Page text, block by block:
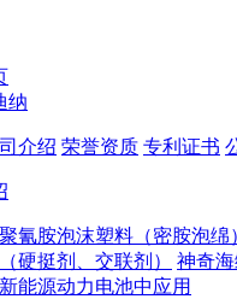
纳
介绍 荣誉资质 专利证书
氰胺泡沫塑料（密胺泡绵
硬挺剂、交联剂）
神奇
能源动力电池中应用